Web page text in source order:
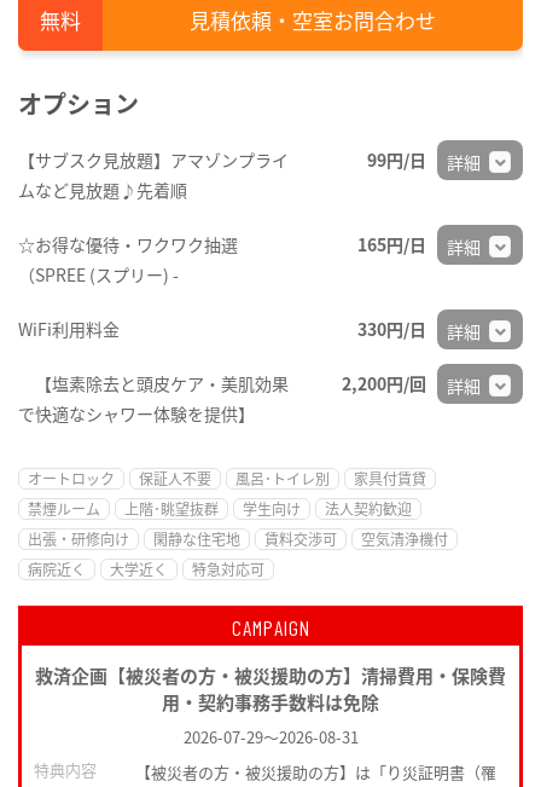
見積依頼・空室お問合わせ
オプション
【サブスク見放題】アマゾンプライ
ムなど見放題♪先着順
99円/日 詳細
☆お得な優待・ワクワク抽選
（SPREE (スプリー) -
165円/日 詳細
WiFi利用料金 330円/日 詳細
【塩素除去と頭皮ケア・美肌効果
で快適なシャワー体験を提供】
2,200円/回 詳細
オートロック 保証人不要 風呂･トイレ別
家具付賃貸
禁煙ルーム
上階･眺望抜群 学生向け
法人契約歓迎
出張・研修向け
閑静な住宅地 賃料交渉可
空気清浄機付
病院近く
大学近く 特急対応可
CAMPAIGN
救済企画【被災者の方・被災援助の方】清掃費用・保険費
用・契約事務手数料は免除
2026-07-29～2026-08-31
特典内容
【被災者の方・被災援助の方】は「り災証明書（罹